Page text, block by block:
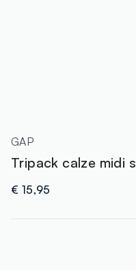
GAP
Tripack calze midi
€ 15,95